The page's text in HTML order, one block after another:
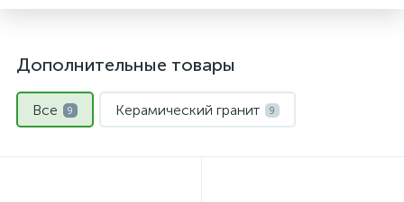
Дополнительные товары
Все 9 Керамический гранит 9